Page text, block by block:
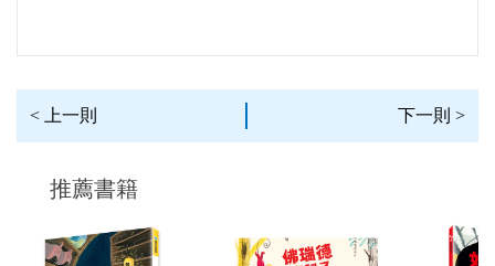
< 上一則 下一則 >
推薦書籍